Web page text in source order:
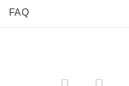
FAQ